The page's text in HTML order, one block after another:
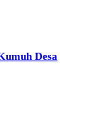
Desa